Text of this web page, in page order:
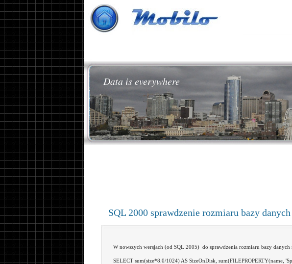
Data is everywhere
SQL 2000 sprawdzenie rozmiaru bazy danych
W nowszych wersjach (od SQL 2005) do sprawdzenia rozmiaru bazy danych
SELECT sum(size*8.0/1024) AS SizeOnDisk, sum(FILEPROPERTY(name,